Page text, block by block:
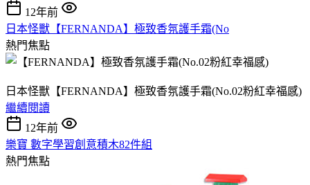
12年前
日本怪獸【FERNANDA】極致香氛護手霜(No
熱門焦點
日本怪獸【FERNANDA】極致香氛護手霜(No.02粉紅幸福感)
繼續閱讀
12年前
樂寶 數字學習創意積木82件組
熱門焦點